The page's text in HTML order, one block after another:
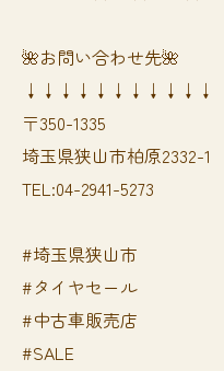
🌺お問い合わせ先🌺
↓↓↓↓↓↓↓↓↓↓↓
〒350-1335
埼玉県狭山市柏原2332-1
TEL:04-2941-5273
#埼玉県狭山市
#タイヤセール
#中古車販売店
#SALE